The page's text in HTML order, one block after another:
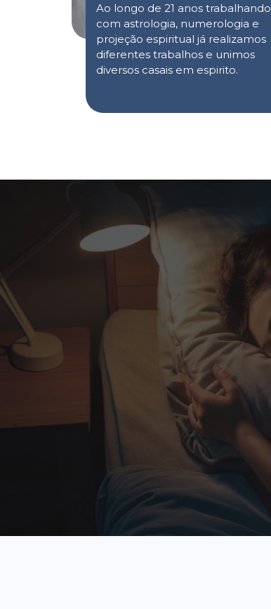
Ao longo de 21 anos trabalhando
com astrologia, numerologia e
projeção espiritual já realizamos
diferentes trabalhos e unimos
diversos casais em espirito.